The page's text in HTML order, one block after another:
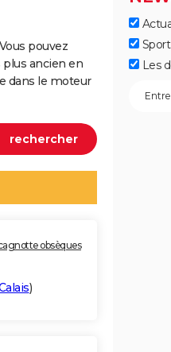
pouvez
plus ancien en
dans le moteur
obsèques
)
Sport
Les